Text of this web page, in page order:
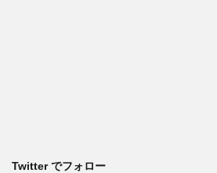
Twitter でフォロー